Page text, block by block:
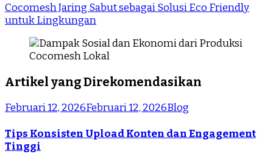
Cocomesh Jaring Sabut sebagai Solusi Eco Friendly
untuk Lingkungan
Artikel yang Direkomendasikan
Februari 12, 2026Februari 12, 2026Blog
Tips Konsisten Upload Konten dan Engagement
Tinggi